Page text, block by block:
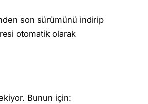
son sürümünü indirip
otomatik olarak
Bunun için: